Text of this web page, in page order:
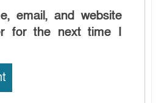
email, and website
for the next time I